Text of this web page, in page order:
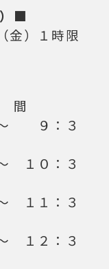
■
金）１時限
９：３
０：３
１１：３
１２：３